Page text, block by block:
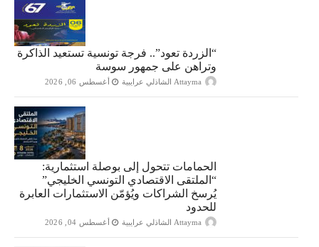
“الزردة تعود”.. فرجة تونسية تستعيد الذاكرة
وتراهن على جمهور سوسة
Attayma الشاذلي عرايبية أغسطس 06, 2026
الحمامات تتحول إلى بوصلة استثمارية:
“الملتقى الاقتصادي التونسي الخليجي”
يُرسخ الشراكات ويُؤمّن الاستثمارات العابرة
للحدود
Attayma الشاذلي عرايبية أغسطس 04, 2026